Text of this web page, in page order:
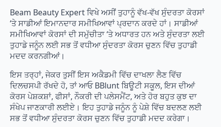
Beam Beauty Expert ਵਿਖੇ ਅਸੀਂ ਤੁਹਾਨੂੰ ਵੱਖ-ਵੱਖ ਸੁੰਦਰਤਾ ਕੋਰਸਾਂ
‘ਤੇ ਸਾਡੀਆਂ ਇਮਾਨਦਾਰ ਸਮੀਖਿਆਵਾਂ ਪ੍ਰਦਾਨ ਕਰਦੇ ਹਾਂ। ਸਾਡੀਆਂ
ਸਮੀਖਿਆਵਾਂ ਕੋਰਸਾਂ ਦੀ ਸਮੁੱਚੀਤਾ ‘ਤੇ ਅਧਾਰਤ ਹਨ ਅਤੇ ਸੁੰਦਰਤਾ ਲਈ
ਤੁਹਾਡੇ ਜਨੂੰਨ ਲਈ ਸਭ ਤੋਂ ਵਧੀਆ ਸੁੰਦਰਤਾ ਕੋਰਸ ਚੁਣਨ ਵਿੱਚ ਤੁਹਾਡੀ
ਮਦਦ ਕਰਨਗੀਆਂ।
ਇਸ ਤਰ੍ਹਾਂ, ਜੇਕਰ ਤੁਸੀਂ ਇਸ ਅਕੈਡਮੀ ਵਿੱਚ ਦਾਖਲਾ ਲੈਣ ਵਿੱਚ
ਦਿਲਚਸਪੀ ਰੱਖਦੇ ਹੋ, ਤਾਂ ਆਓ BBlunt ਬਿਊਟੀ ਸਕੂਲ, ਇਸ ਦੀਆਂ
ਕੋਰਸ ਪੇਸ਼ਕਸ਼ਾਂ, ਫੀਸਾਂ, ਨੌਕਰੀ ਦੀ ਪਲੇਸਮੈਂਟ, ਅਤੇ ਹੋਰ ਬਹੁਤ ਕੁਝ ਦਾ
ਸੰਖੇਪ ਜਾਣਕਾਰੀ ਲਈਏ। ਇਹ ਤੁਹਾਡੇ ਜਨੂੰਨ ਨੂੰ ਪੇਸ਼ੇ ਵਿੱਚ ਬਦਲਣ ਲਈ
ਸਭ ਤੋਂ ਵਧੀਆ ਸੁੰਦਰਤਾ ਕੋਰਸ ਚੁਣਨ ਵਿੱਚ ਤੁਹਾਡੀ ਮਦਦ ਕਰੇਗਾ।